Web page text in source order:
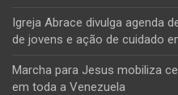
Igreja Abrace divulga agenda
de jovens e ação de cuidado
Marcha para Jesus mobiliza
em toda a Venezuela